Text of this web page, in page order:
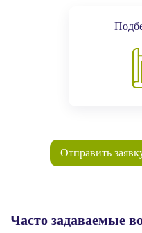
Отправить
Часто задаваемые